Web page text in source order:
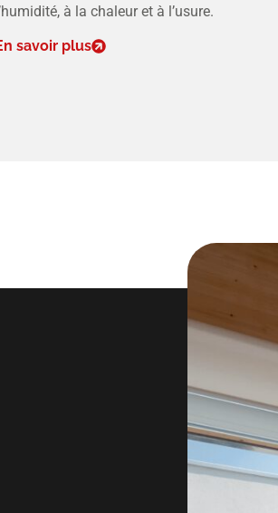
à la chaleur et à l’usure.
savoir plus